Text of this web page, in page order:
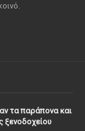
τα παράπονα και
ξενοδοχείου